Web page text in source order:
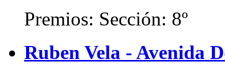
Premios: Sección: 8º
Ruben Vela - Avenida